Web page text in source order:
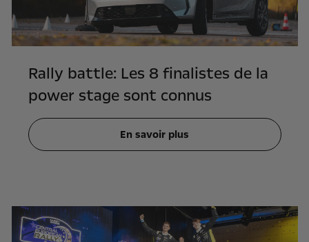
Rally battle: Les 8 finalistes de la
power stage sont connus
En savoir plus